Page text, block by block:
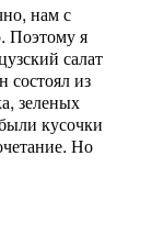
нам с
Поэтому я
салат
из
зеленых
кусочки
Но